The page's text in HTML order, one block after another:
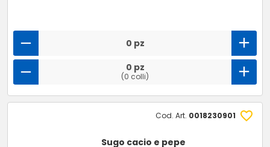
0 pz
0 pz
(0 colli)
Cod. Art. 0018230901
Sugo cacio e pepe